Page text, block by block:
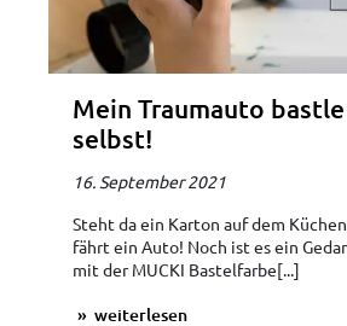
Mein Traumauto
selbst!
16. September 2021
Steht da ein Karton auf dem
fährt ein Auto! Noch ist es ein
mit der MUCKI Bastelfarbe[...]
weiterlesen